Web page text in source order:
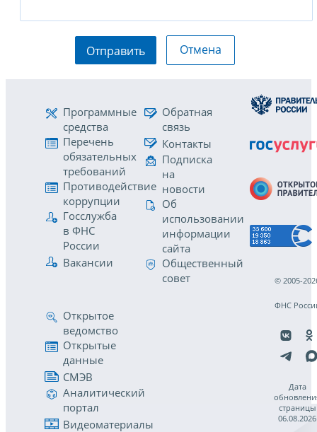
Отправить Отмена
Программные
средства
Перечень
обязательных
требований
Противодействие
коррупции
Госслужба
в ФНС
России
Вакансии
Обратная
связь
Контакты
Подписка
на
новости
Об
использовании
информации
сайта
Общественный
совет
Открытое
ведомство
Открытые
данные
СМЭВ
Аналитический
портал
Видеоматериалы
© 2005-
ФНС
Дата
страницы
06.08.2026